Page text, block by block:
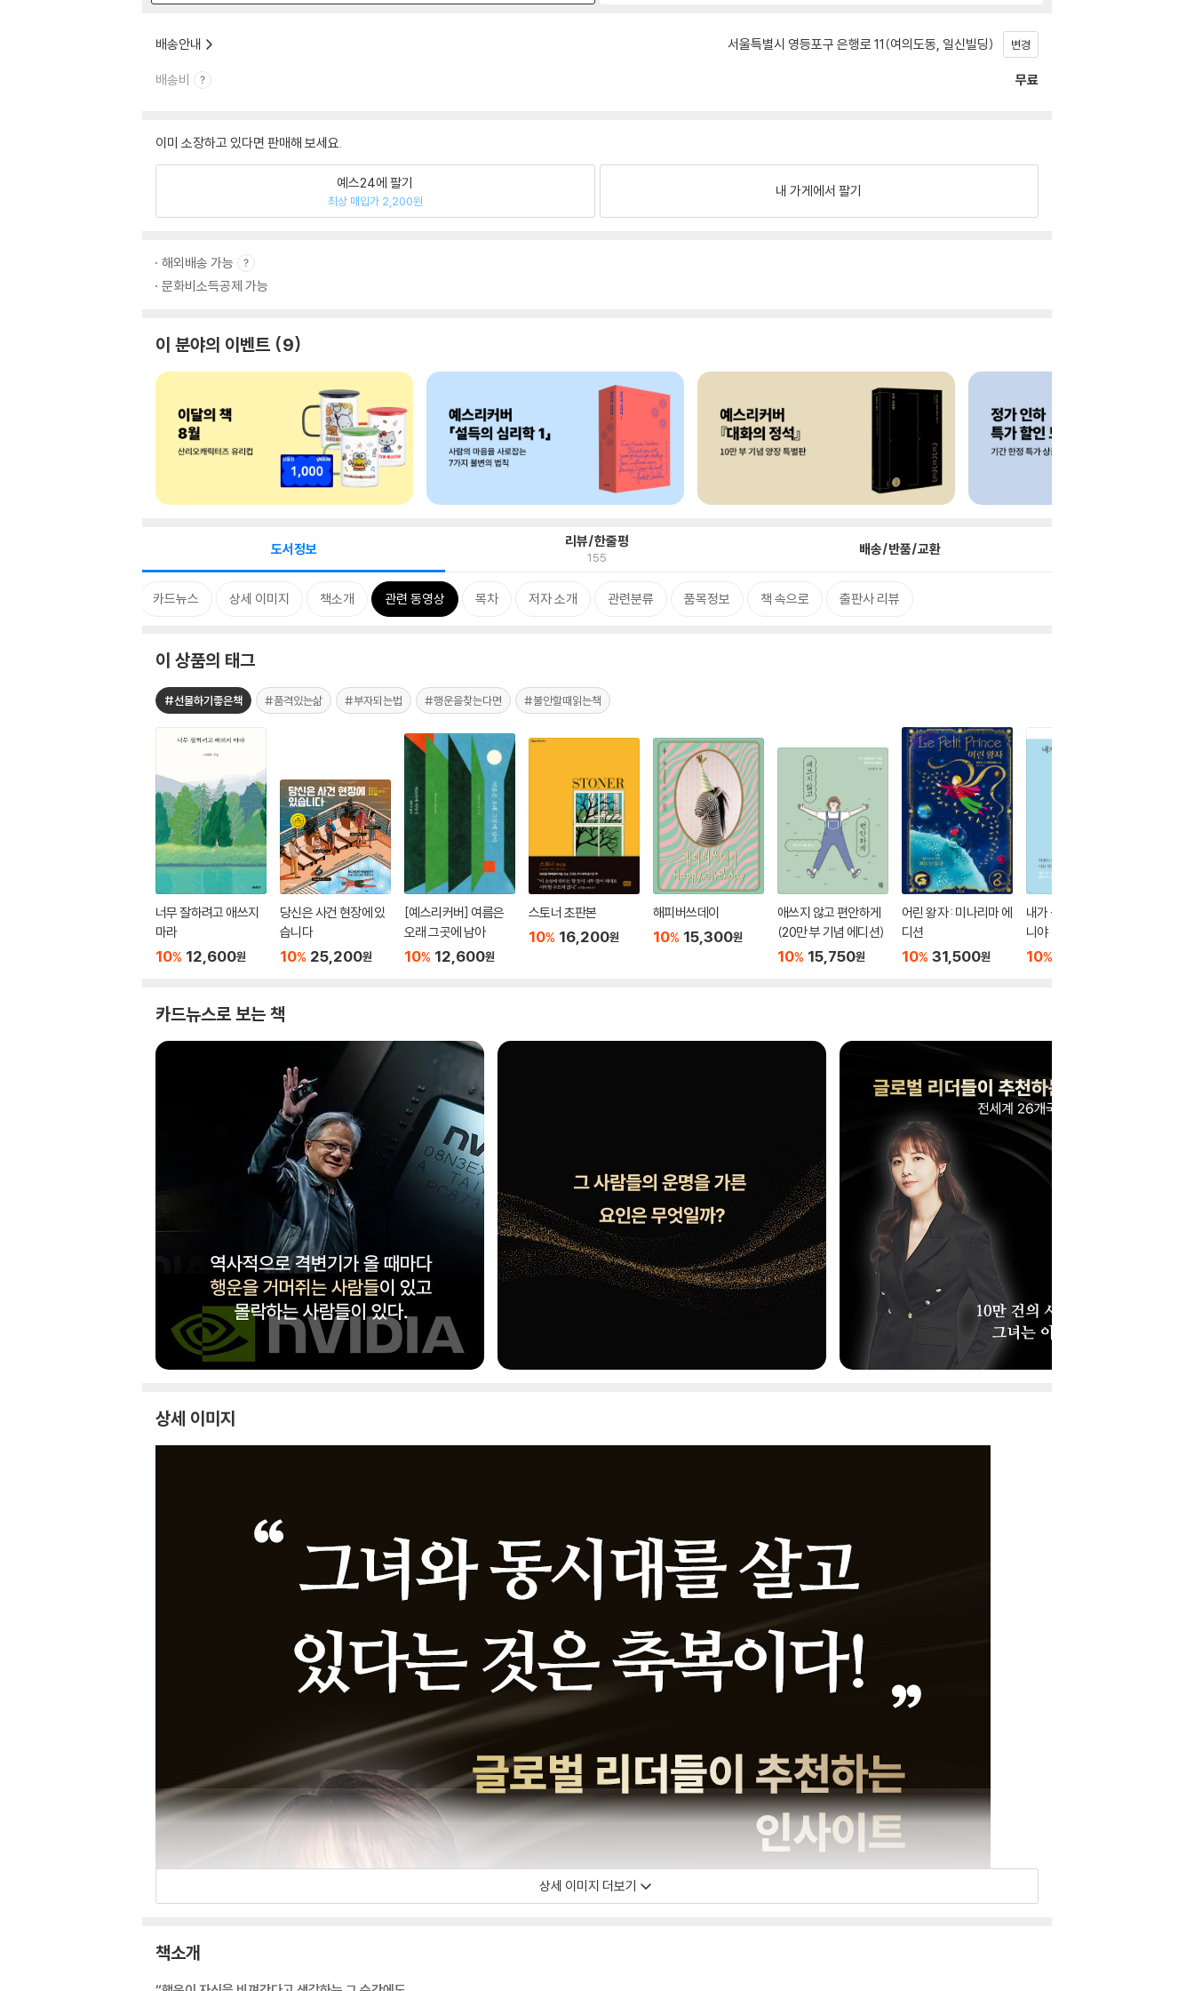
배송안내 서울특별시 영등포구 은행로 11(여의도동, 일신빌딩) 변경
배송비 무료
이미 소장하고 있다면 판매해 보세요.
예스24에 팔기
최상 매입가 2,200원
내 가게에서 팔기
해외배송 가능
문화비소득공제 가능
이 분야의 이벤트 9
도서정보 리뷰/한줄평
155 배송/반품/교환
카드뉴스 상세 이미지 책소개 관련 동영상 목차 저자 소개 관련분류 품목정보 책 속으로 출판사 리뷰
이 상품의 태그
#선물하기좋은책 #품격있는삶 #부자되는법 #행운을찾는다면 #불안할때읽는책
너무 잘하려고 애쓰지
마라
10% 12,600원
당신은 사건 현장에 있
습니다
10% 25,200원
[예스리커버] 여름은
오래 그곳에 남아
10% 12,600원
스토너 초판본
10% 16,200원
해피버쓰데이
10% 15,300원
애쓰지 않고 편안하게
(20만 부 기념 에디션)
10% 15,750원
어린 왕자 : 미나리마 에
디션
10% 31,500원
내가 생각한 인생이 아
니야
10%
카드뉴스로 보는 책
상세 이미지
상세 이미지 더보기
책소개